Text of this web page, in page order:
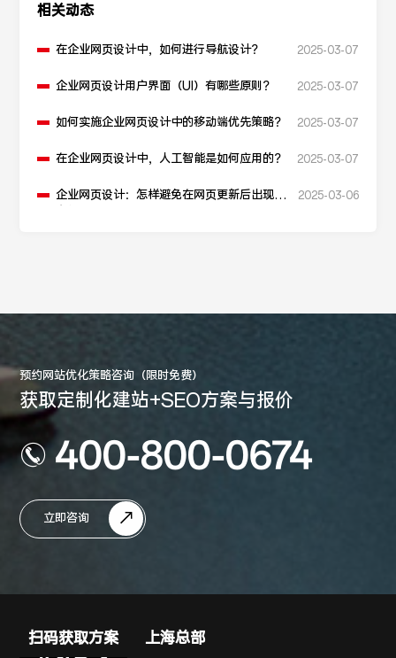
相关动态
在企业网页设计中，如何进行导航设计？ 2025-03-07
企业网页设计用户界面（UI）有哪些原则？ 2025-03-07
如何实施企业网页设计中的移动端优先策略？ 2025-03-07
在企业网页设计中，人工智能是如何应用的？ 2025-03-07
企业网页设计：怎样避免在网页更新后出现兼
2025-03-06
预约网站优化策略咨询（限时免费）
获取定制化建站+SEO方案与报价
400-800-0674
立即咨询
扫码获取方案 上海总部